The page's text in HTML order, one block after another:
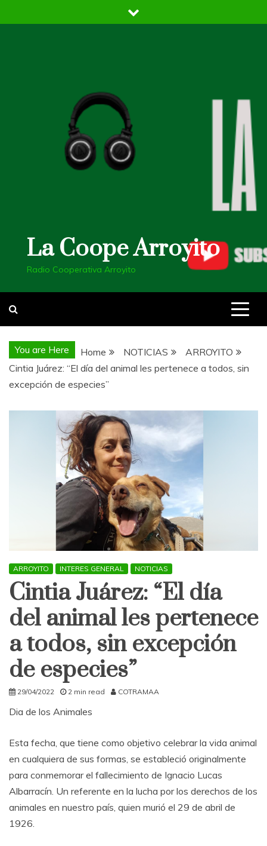
to
La Coope Arroyito
Radio Cooperativa Arroyito
You are Here Home NOTICIAS
ARROYITO
Cintia Juárez: “El día del animal les pertenece a todos, sin
excepción de especies”
ARROYITO INTERES GENERAL NOTICIAS
Cintia Juárez: “El día
del animal les pertenece
a todos, sin excepción
de especies”
29/04/2022 2 min read COTRAMAA
Dia de los Animales
Esta fecha, que tiene como objetivo celebrar la vida animal
en cualquiera de sus formas, se estableció originalmente
para conmemorar el fallecimiento de Ignacio Lucas
Albarracín. Un referente en la lucha por los derechos de los
animales en nuestro país, quien murió el 29 de abril de
1926.